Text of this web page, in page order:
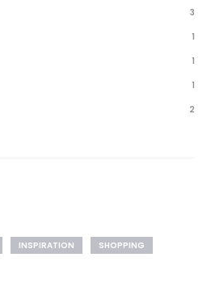
3
1
1
1
2
INSPIRATION
SHOPPING